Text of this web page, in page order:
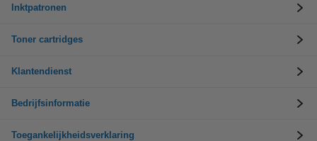
Inktpatronen
Toner cartridges
Klantendienst
Bedrijfsinformatie
Toegankelijkheidsverklaring